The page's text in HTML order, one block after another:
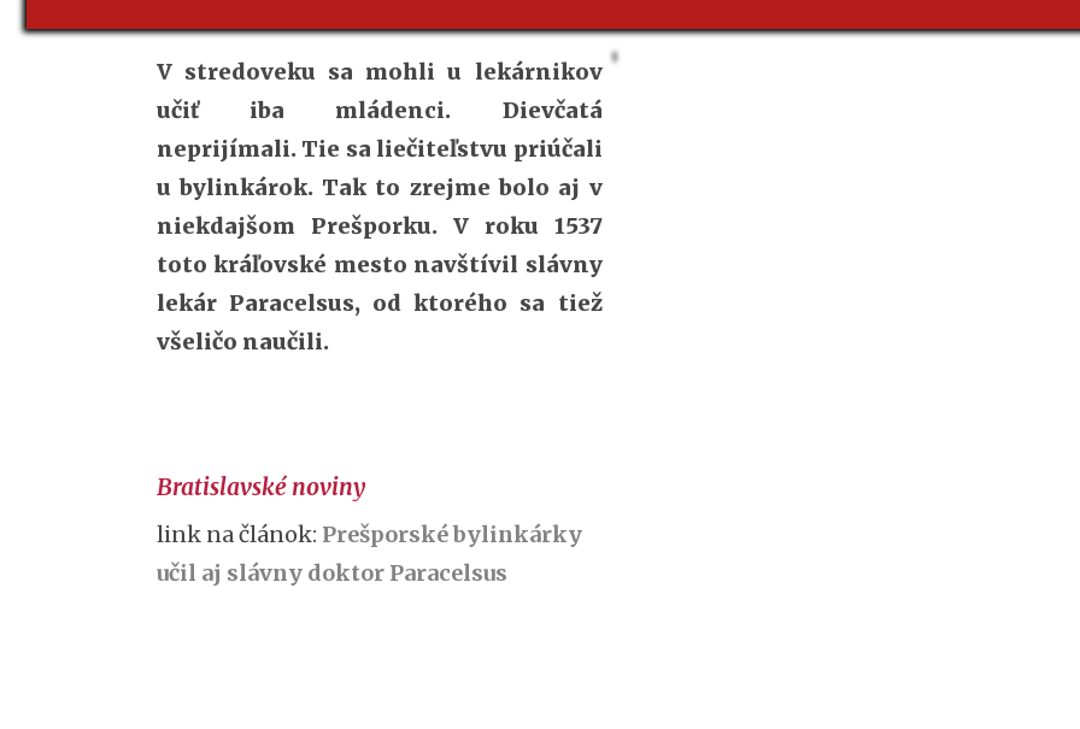
V stredoveku sa mohli u lekárnikov
učiť iba mládenci. Dievčatá
neprijímali. Tie sa liečiteľstvu priúčali
u bylinkárok. Tak to zrejme bolo aj v
niekdajšom Prešporku. V roku 1537
toto kráľovské mesto navštívil slávny
lekár Paracelsus, od ktorého sa tiež
všeličo naučili.
Bratislavské noviny
link na článok: Prešporské bylinkárky
učil aj slávny doktor Paracelsus